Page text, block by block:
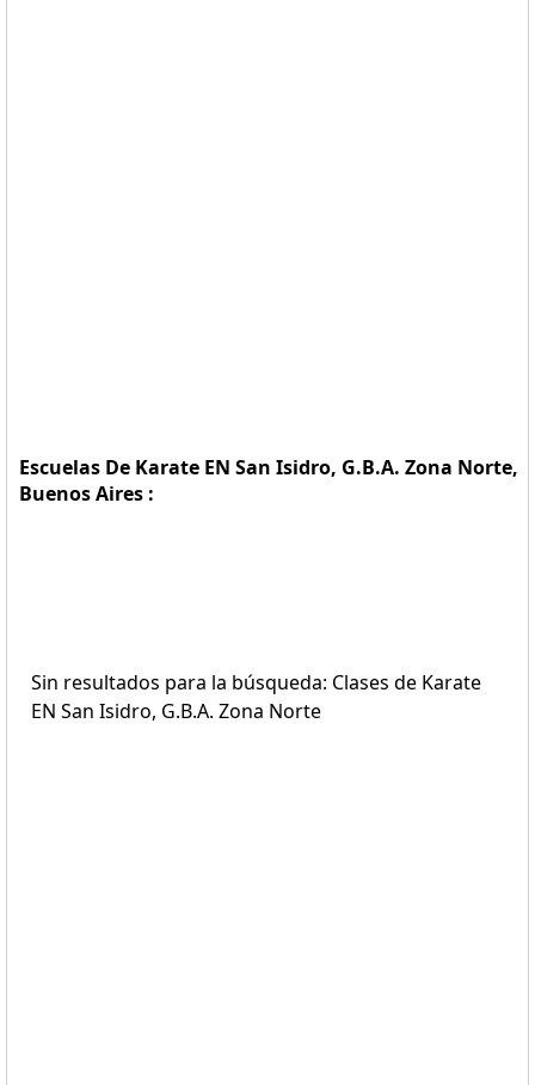
Escuelas De Karate EN San Isidro, G.B.A. Zona Norte,
Buenos Aires :
Sin resultados para la búsqueda: Clases de Karate
EN San Isidro, G.B.A. Zona Norte